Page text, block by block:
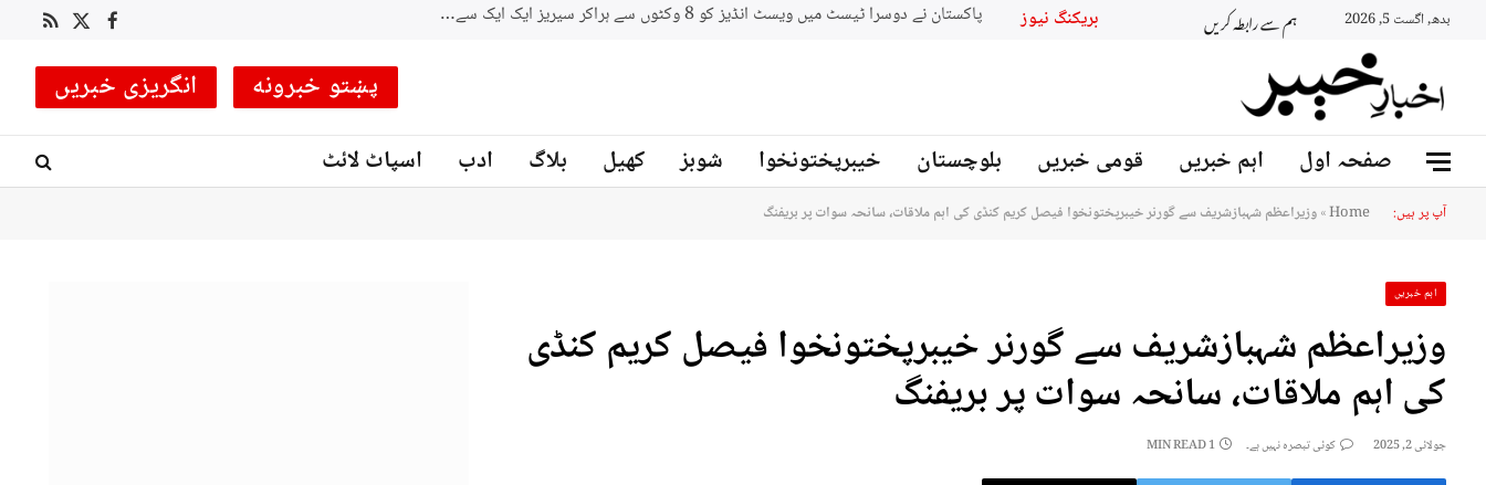
بدھ, اگست 5, 2026 ہم سے رابطہ کریں بریکنگ نیوز Facebook
X
RSS
پښتو خبرونه انگریزی خبریں
صفحہ اول اہم خبریں قومی خبریں بلوچستان خیبرپختونخوا شوبز کھیل بلاگ ادب اسپاٹ لائٹ
آپ پر ہیں: Home
»وزیراعظم شہبازشریف سے گورنر خیبرپختونخوا فیصل کریم کنڈی کی اہم ملاقات، سانحہ سوات پر بریفنگ
اہم خبریں
وزیراعظم شہبازشریف سے گورنر خیبرپختونخوا فیصل کریم کنڈی
کی اہم ملاقات، سانحہ سوات پر بریفنگ
جولائی 2, 2025 کوئی تبصرہ نہیں ہے۔ 1 MIN READ